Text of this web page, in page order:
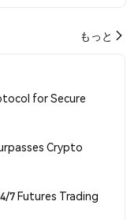
もっと
for Secure
Crypto
7 Futures Trading